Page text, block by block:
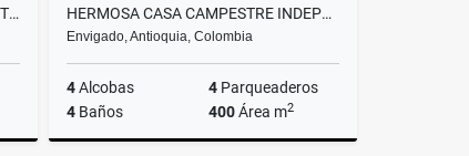
APARTAMENTO MODERNO - SAN ANTONIO DE PEREIRA HERMOSA CASA CAMPESTRE INDEPENDIENTE EN EL ALTO DE LAS PALMAS
Envigado, Antioquia, Colombia
4Alcobas 4 Parqueaderos
4 Baños 400Área m2